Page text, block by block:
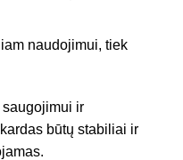
naudojimui, tiek
ir
būtų stabiliai ir